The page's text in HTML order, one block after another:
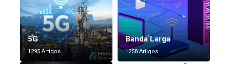
5G
1295 Artigos
Banda Larga
1258 Artigos